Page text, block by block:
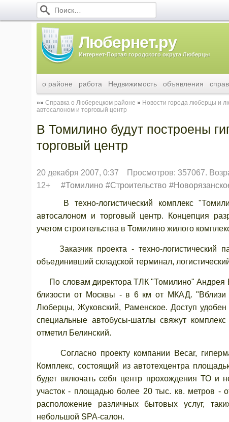
Любернет.ру
Интернет-Портал городского округа Люберцы
о районе работа Недвижимость объявления
Справка о Люберецком районе Новости города люберцы и
автосалоном и торговый центр
В Томилино будут построены
торговый центр
20 декабря 2007, 0:37
Просмотров: 357067.
12+
Томилино Строительство
В техно-логистический комплекс
автосалоном и торговый центр. Концепция
учетом строительства в Томилино жилого
Заказчик проекта - техно-логистический
объединивший складской терминал,
По словам директора ТЛК "Томилино" Андрея
близости от Москвы - в 6 км от МКАД. "Вблизи
Люберцы, Жуковский, Раменское. Доступ
специальные автобусы-шатлы свяжут
отметил Белинский.
Согласно проекту компании Becar,
Комплекс, состоящий из автотехцентра
будет включать себя центр прохождения ТО и
участок - площадью более 20 тыс. кв. метров -
расположение различных бытовых услуг,
небольшой SPA-салон.